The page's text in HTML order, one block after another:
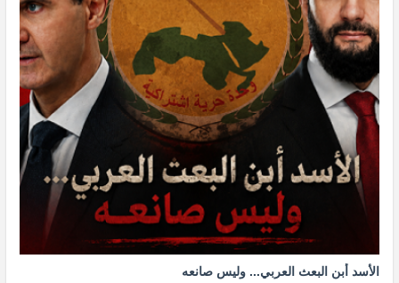
الأسد أبن البعث العربي... وليس صانعه